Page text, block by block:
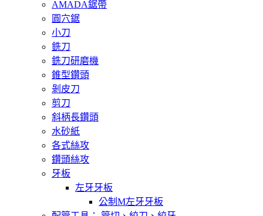
AMADA鋸帶
圓穴鋸
小刀
銑刀
銑刀研磨機
錐型鑽頭
剝皮刀
剪刀
斜柄長鑽頭
水砂紙
各式絲攻
鑽頭絲攻
牙板
左牙牙板
公制M左牙牙板